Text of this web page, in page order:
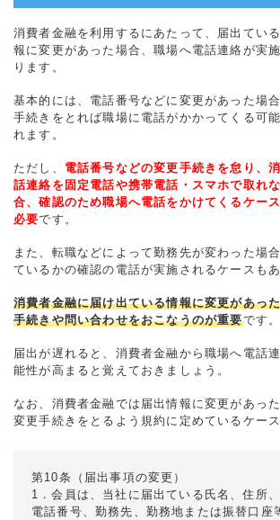
消費者金融を利用するにあたって、届出てい
報に変更があった場合、職場へ電話連絡が実
ります。
基本的には、電話番号などに変更があった場
手続きをとれば職場に電話がかかってくる可
れます。
ただし、 電話番号などの変更手続きを怠り、
話連絡を固定電話や携帯電話・スマホで取れ
合、確認のため職場へ電話をかけてくるケー
必要です。
また、転職などによって勤務先が変わった場
ているかの確認の電話が実施されるケースもあ
消費者金融に届け出ている情報に変更があっ
手続きや問い合わせをおこなうのが重要です。
届出が遅れると、消費者金融から職場へ電話
能性が高まると覚えておきましょう。
なお、消費者金融では届出情報に変更があっ
変更手続きをとるよう規約に定めているケー
第10条（届出事項の変更）
1．会員は、当社に届出ている氏名、住所
電話番号、勤務先、勤務地または振替口座